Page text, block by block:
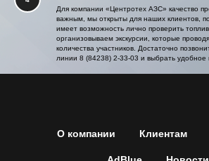
Для компании «Центротех АЗС» качество
важным, мы открыты для наших клиентов,
имеет возможность лично проверить
организовываем экскурсии, которые
количества участников. Достаточно
линии 8 (84238) 2-33-03 и выбрать удобное
О компании Клиентам